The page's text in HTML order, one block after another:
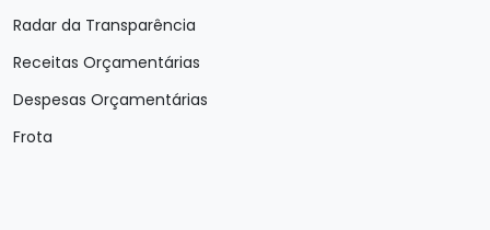
Radar da Transparência
Receitas Orçamentárias
Despesas Orçamentárias
Frota